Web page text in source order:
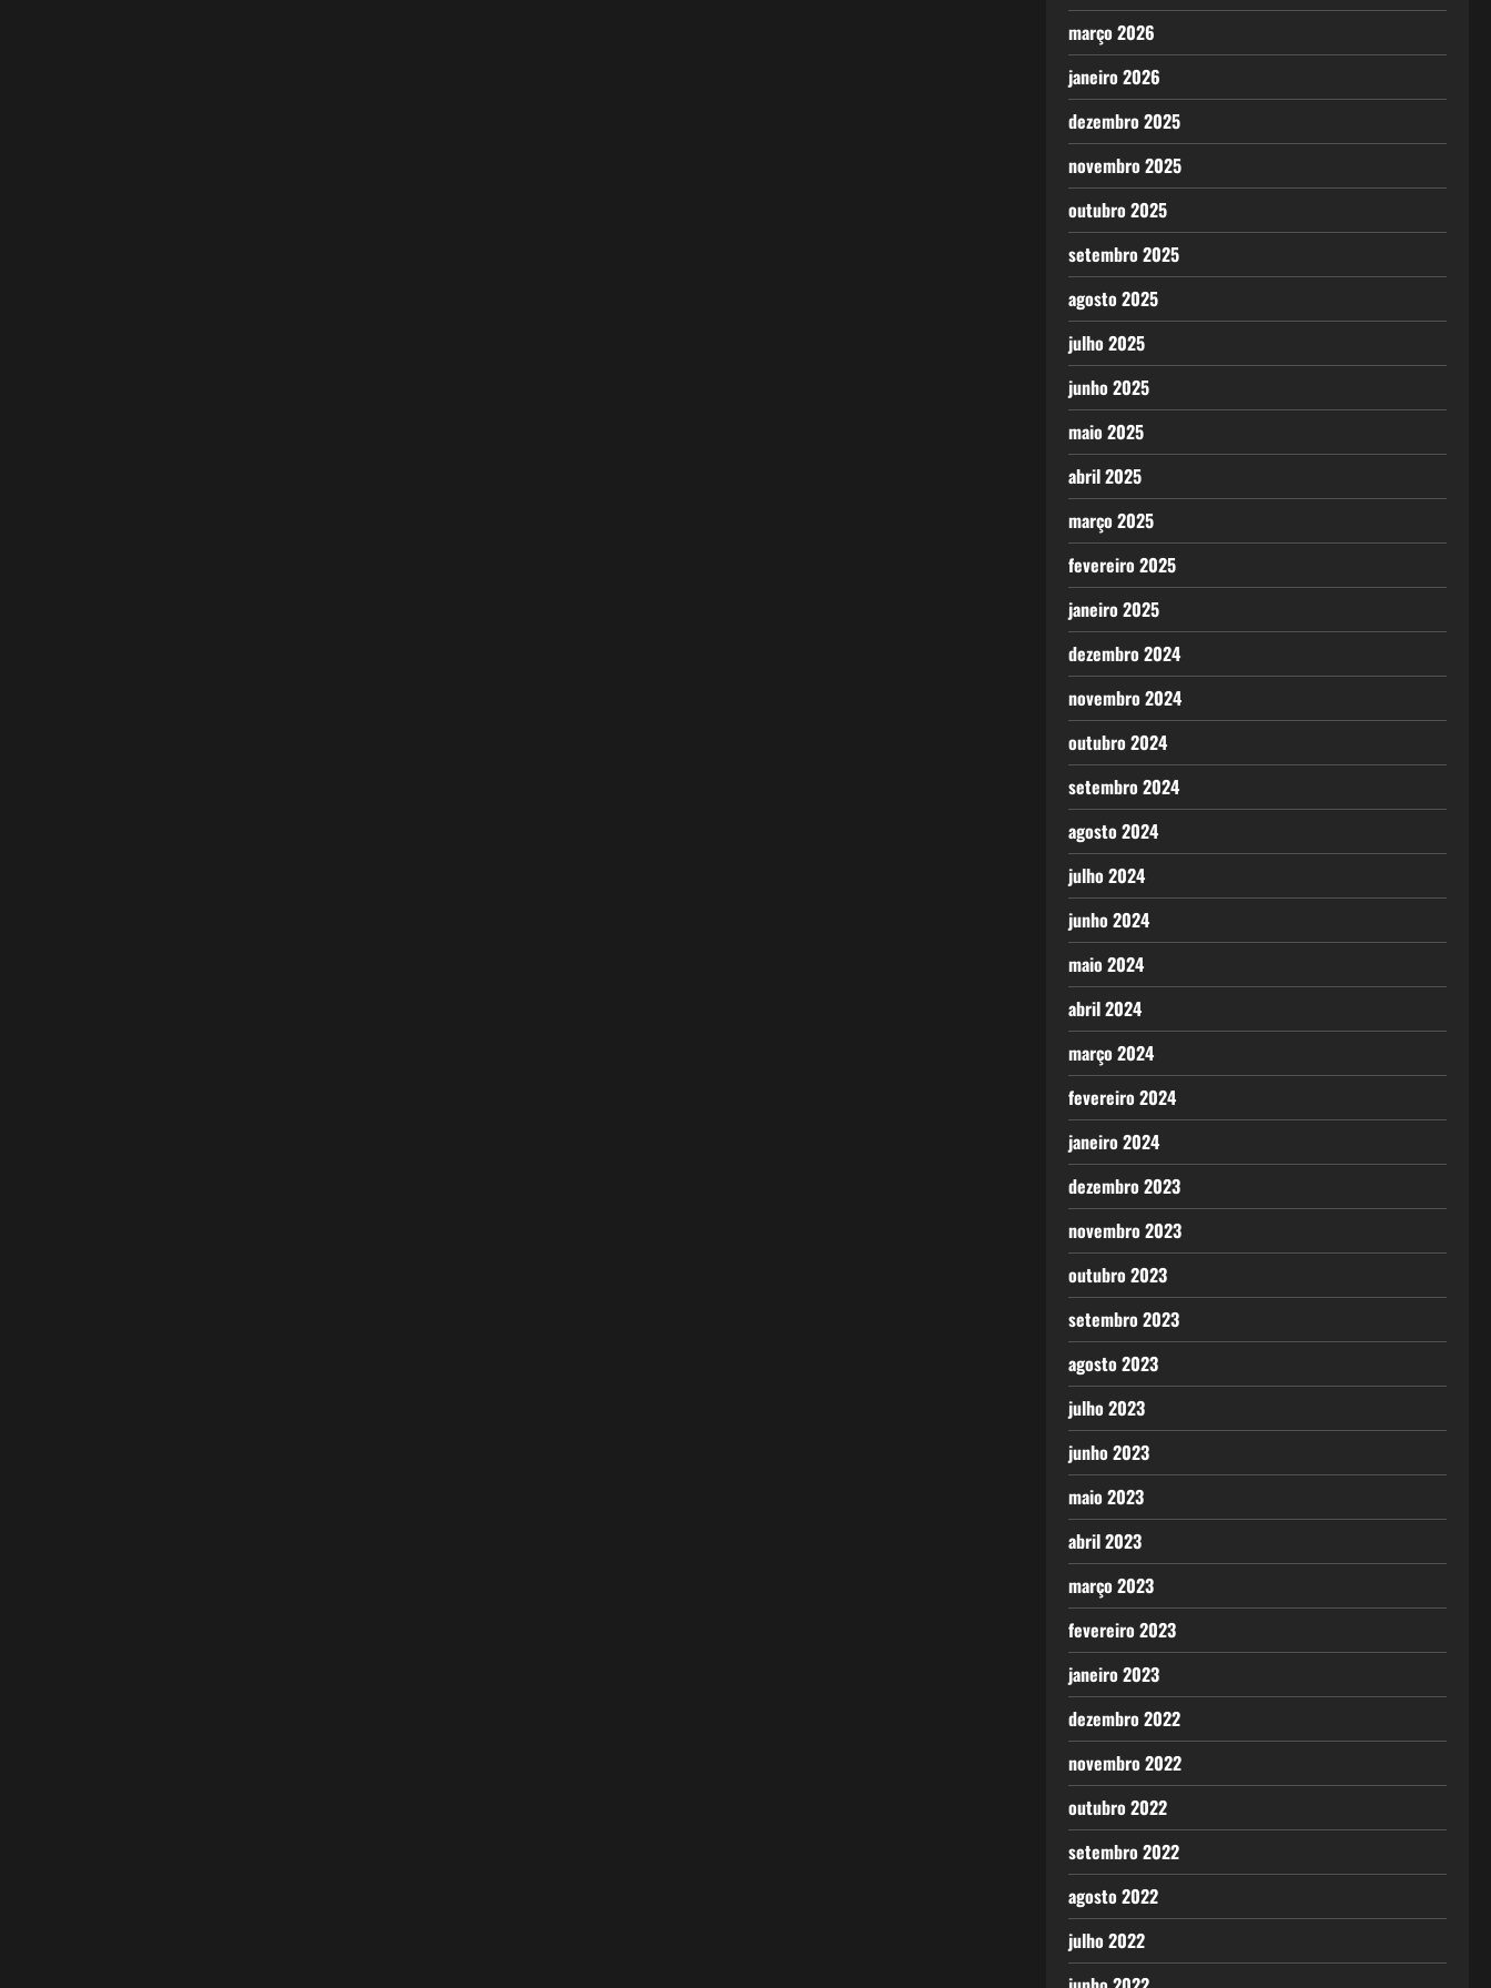
março 2026
janeiro 2026
dezembro 2025
novembro 2025
outubro 2025
setembro 2025
agosto 2025
julho 2025
junho 2025
maio 2025
abril 2025
março 2025
fevereiro 2025
janeiro 2025
dezembro 2024
novembro 2024
outubro 2024
setembro 2024
agosto 2024
julho 2024
junho 2024
maio 2024
abril 2024
março 2024
fevereiro 2024
janeiro 2024
dezembro 2023
novembro 2023
outubro 2023
setembro 2023
agosto 2023
julho 2023
junho 2023
maio 2023
abril 2023
março 2023
fevereiro 2023
janeiro 2023
dezembro 2022
novembro 2022
outubro 2022
setembro 2022
agosto 2022
julho 2022